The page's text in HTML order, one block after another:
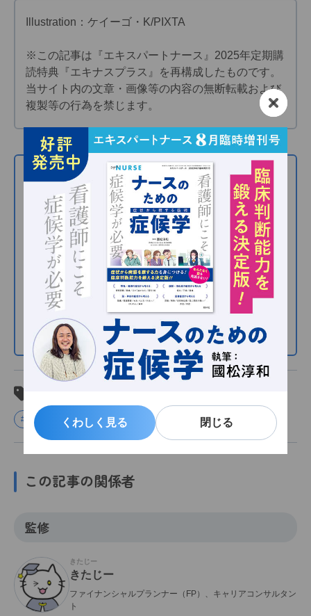
くわしく見る 閉じる
くわしく見る 閉じる
Illustration：ケイーゴ・K/PIXTA
※この記事は『エキスパートナース』2025年定期購
読特典『エキナスプラス』を再構成したものです。
当サイト内の文章・画像等の内容の無断転載および
複製等の行為を禁じます。
この記事を読んだ方におすすめ
●「ナースのためのお金の増やし方」の記事一覧
●夜勤ありナースが知っておきたい疲れと休みのエ
ビデンス
●患者さんからの入退院にかかわるお金の悩み、ど
う対応する？
●そのほかの連載はこちら
#お金
この記事の関係者
監修
きたじー
きたじー
ファイナンシャルプランナー（FP）、キャリアコンサルタン
ト